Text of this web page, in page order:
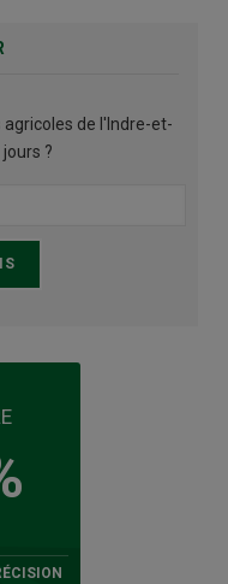
agricoles de l'Indre-et-
?